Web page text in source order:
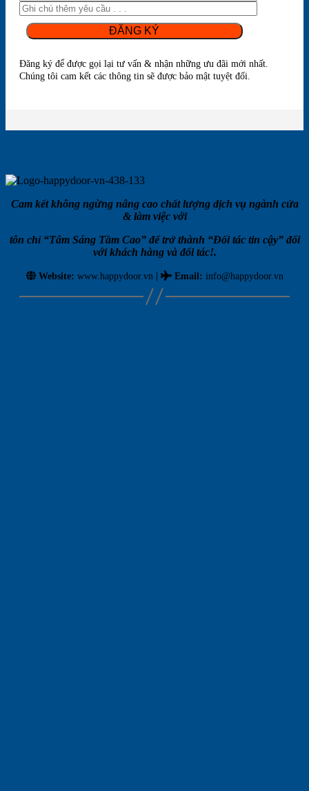
Đăng ký để được gọi lại tư vấn & nhận những ưu đãi mới nhất.
Chúng tôi cam kết các thông tin sẽ được bảo mật tuyệt đối.
Cam kết không ngừng nâng cao chất lượng dịch vụ ngành cửa
& làm việc với
tôn chỉ “Tâm Sáng Tầm Cao” để trở thành “Đối tác tin cậy” đối
với khách hàng và đối tác!.
Website: www.happydoor.vn | Email: info@happydoor.vn